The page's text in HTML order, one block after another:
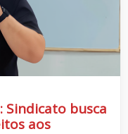
Sindicato busca
aos